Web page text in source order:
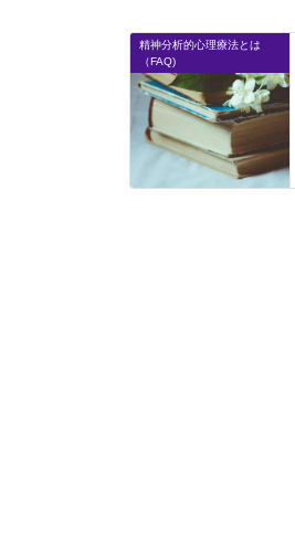
精神分析的心理療法とは
（FAQ)